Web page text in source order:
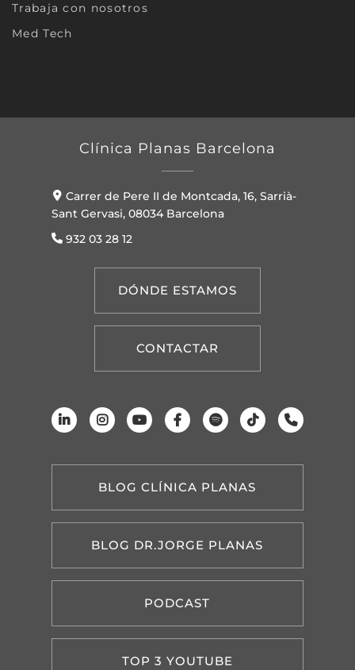
Trabaja con nosotros
Med Tech
Clínica Planas Barcelona
Carrer de Pere II de Montcada, 16, Sarrià-
Sant Gervasi, 08034 Barcelona
932 03 28 12
DÓNDE ESTAMOS
CONTACTAR
BLOG CLÍNICA PLANAS
BLOG DR.JORGE PLANAS
PODCAST
TOP 3 YOUTUBE